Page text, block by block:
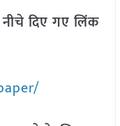
दिए गए लिंक